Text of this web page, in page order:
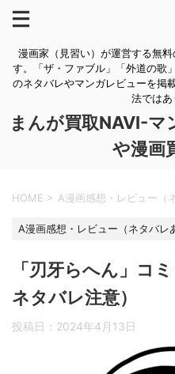
漫画家（見習い）が運営する無
す。「ザ・ファブル」「外道の歌
のネタバレやマンガレビューを掲
法ではあ
まんが買取NAVI-マ
や漫画
HOME > A漫画感想・レビュー（
A漫画感想・レビュー（ネタバレ
「刃牙らへん」コ
ネタバレ注意）
投稿日： 2024年4月13日